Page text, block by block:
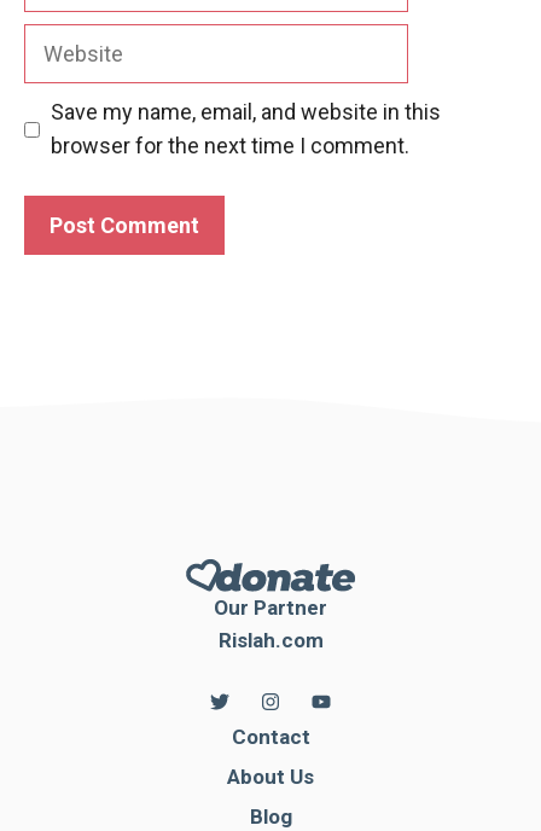
Website
Save my name, email, and website in this
browser for the next time I comment.
Our Partner
Rislah.com
Contact
About Us
Blog